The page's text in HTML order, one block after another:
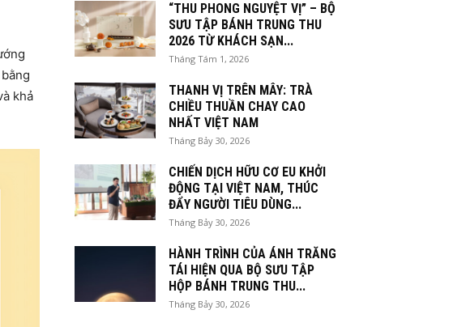
khả
“THU PHONG NGUYỆT VỊ” – BỘ
SƯU TẬP BÁNH TRUNG THU
2026 TỪ KHÁCH SẠN...
Tháng Tám 1, 2026
THANH VỊ TRÊN MÂY: TRÀ
CHIỀU THUẦN CHAY CAO
NHẤT VIỆT NAM
Tháng Bảy 30, 2026
CHIẾN DỊCH HỮU CƠ EU KHỞI
ĐỘNG TẠI VIỆT NAM, THÚC
ĐẨY NGƯỜI TIÊU DÙNG...
Tháng Bảy 30, 2026
HÀNH TRÌNH CỦA ÁNH TRĂNG
TÁI HIỆN QUA BỘ SƯU TẬP
HỘP BÁNH TRUNG THU...
Tháng Bảy 30, 2026